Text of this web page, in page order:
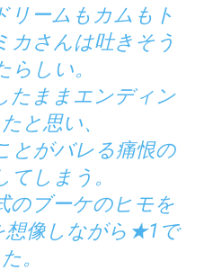
リームもカムもト
カさんは吐きそう
らしい。
たままエンディン
と思い、
とがバレる痛恨の
てしまう。
のブーケのヒモを
想像しながら★1で
。